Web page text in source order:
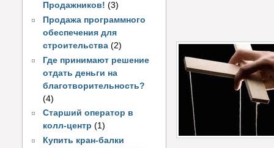
Продажников! (3)
Продажа программного
обеспечения для
строительства (2)
Где принимают решение
отдать деньги на
благотворительность?
(4)
Старший оператор в
колл-центр (1)
Купить кран-балки